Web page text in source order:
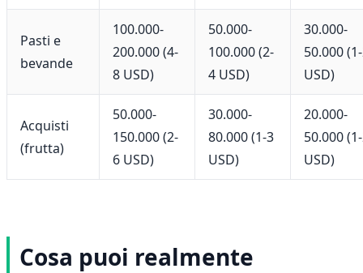
Pasti e
bevande
100.000-
200.000 (4-
8 USD)
50.000-
100.000 (2-
4 USD)
30.000-
50.000
USD)
Acquisti
(frutta)
50.000-
150.000 (2-
6 USD)
30.000-
80.000 (1-3
USD)
20.000-
50.000
USD)
Cosa puoi realmente